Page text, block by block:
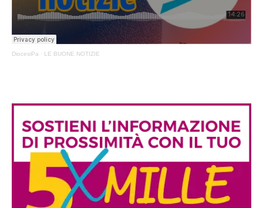
DiocesiPa · LE BUONE NOTIZIE